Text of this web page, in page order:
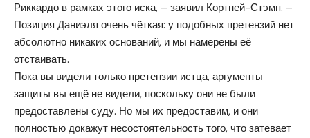
Риккардо в рамках этого иска, – заявил Кортней-Стэмп. –
Позиция Даниэля очень чёткая: у подобных претензий нет
абсолютно никаких оснований, и мы намерены её
отстаивать.
Пока вы видели только претензии истца, аргументы
защиты вы ещё не видели, поскольку они не были
предоставлены суду. Но мы их предоставим, и они
полностью докажут несостоятельность того, что затевает